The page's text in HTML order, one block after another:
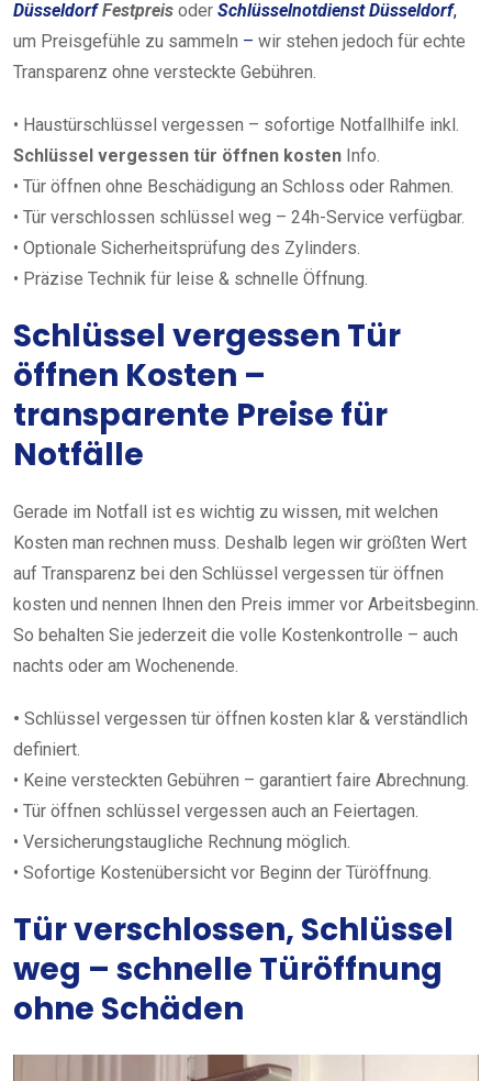
DüsseldorfFestpreis oder Schlüsselnotdienst Düsseldorf,
um Preisgefühle zu sammeln – wir stehen jedoch für echte
Transparenz ohne versteckte Gebühren.
• Haustürschlüssel vergessen – sofortige Notfallhilfe inkl.
Schlüssel vergessen tür öffnen kosten Info.
• Tür öffnen ohne Beschädigung an Schloss oder Rahmen.
• Tür verschlossen schlüssel weg – 24h-Service verfügbar.
• Optionale Sicherheitsprüfung des Zylinders.
• Präzise Technik für leise & schnelle Öffnung.
Schlüssel vergessen Tür
öffnen Kosten –
transparente Preise für
Notfälle
Gerade im Notfall ist es wichtig zu wissen, mit welchen
Kosten man rechnen muss. Deshalb legen wir größten Wert
auf Transparenz bei den Schlüssel vergessen tür öffnen
kosten und nennen Ihnen den Preis immer vor Arbeitsbeginn.
So behalten Sie jederzeit die volle Kostenkontrolle – auch
nachts oder am Wochenende.
• Schlüssel vergessen tür öffnen kosten klar & verständlich
definiert.
• Keine versteckten Gebühren – garantiert faire Abrechnung.
• Tür öffnen schlüssel vergessen auch an Feiertagen.
• Versicherungstaugliche Rechnung möglich.
• Sofortige Kostenübersicht vor Beginn der Türöffnung.
Tür verschlossen, Schlüssel
weg – schnelle Türöffnung
ohne Schäden